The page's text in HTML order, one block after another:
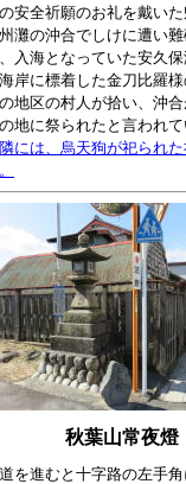
安全祈願のお礼を戴い
灘の沖合でしけに遭い
入海となっていた安久
岸に標着した金刀比羅
地区の村人が拾い、沖
地に祭られたと言われ
には、烏天狗が祀られ
秋葉山常夜燈
を進むと十字路の左手